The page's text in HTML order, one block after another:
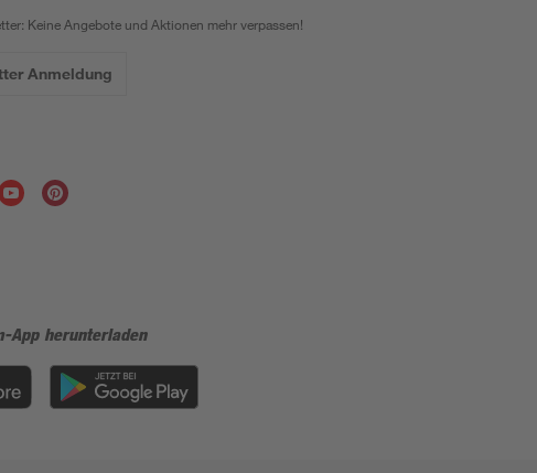
Keine Angebote und Aktionen mehr verpassen!
Anmeldung
App herunterladen